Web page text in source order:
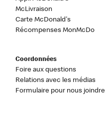
McLivraison
Carte McDonald's
Récompenses MonMcDo
Coordonnées
Foire aux questions
Relations avec les médias
Formulaire pour nous joindre